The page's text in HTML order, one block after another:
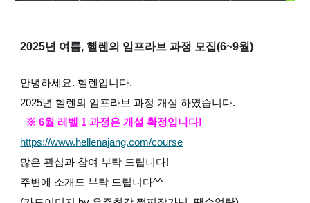
2025년 여름, 헬렌의 임프라브 과정 모집(6~9월)
안녕하세요. 헬렌입니다.
2025년 헬렌의 임프라브 과정 개설 하였습니다.
※ 6월 레벨 1 과정은 개설 확정입니다!
https://www.hellenajang.com/course
많은 관심과 참여 부탁 드립니다!
주변에 소개도 부탁 드립니다^^